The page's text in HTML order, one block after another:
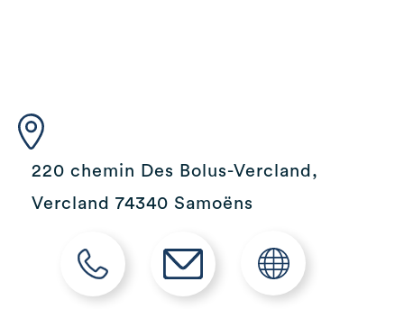
220 chemin Des Bolus-Vercland,
Vercland 74340 Samoëns